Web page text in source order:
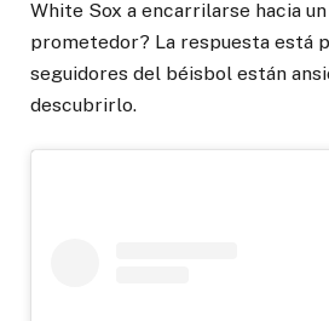
White Sox a encarrilarse hacia
prometedor? La respuesta está
seguidores del béisbol están
descubrirlo.